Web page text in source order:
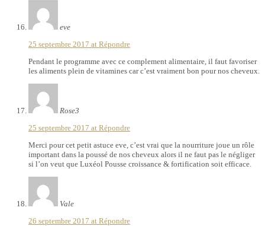
eve
25 septembre 2017 at Répondre
Pendant le programme avec ce complement alimentaire, il faut favoriser
les aliments plein de vitamines car c’est vraiment bon pour nos cheveux.
Rose3
25 septembre 2017 at Répondre
Merci pour cet petit astuce eve, c’est vrai que la nourriture joue un rôle
important dans la poussé de nos cheveux alors il ne faut pas le négliger
si l’on veut que Luxéol Pousse croissance & fortification soit efficace.
Vale
26 septembre 2017 at Répondre